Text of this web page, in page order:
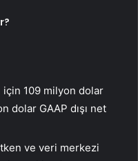
için 109 milyon dolar
dolar GAAP dışı net
ve veri merkezi